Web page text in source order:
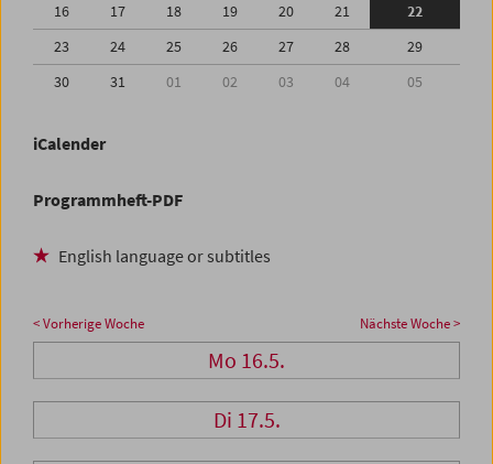
16
17 18 19 20 21
22
23
24 25 26 27 28
29
30
31 01 02 03 04 05
iCalender
Programmheft-PDF
English language or subtitles
< Vorherige Woche Nächste Woche >
Mo 16.5.
Di 17.5.